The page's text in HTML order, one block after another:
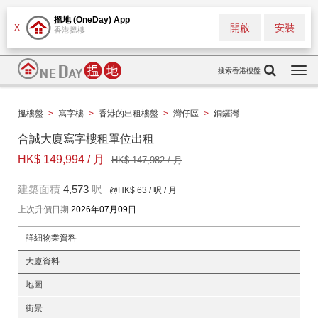
X
搵地 (OneDay) App
香港搵樓 安裝
開啟
搜索香港樓盤
搵樓盤 > 寫字樓 > 香港的出租樓盤 > 灣仔區 > 銅鑼灣
合誠大廈寫字樓租單位出租
HK$ 149,994 / 月
HK$ 147,982 / 月
建築面積 4,573 呎 @HK$ 63 / 呎 / 月
上次升價日期 2026年07月09日
詳細物業資料
大廈資料
地圖
街景